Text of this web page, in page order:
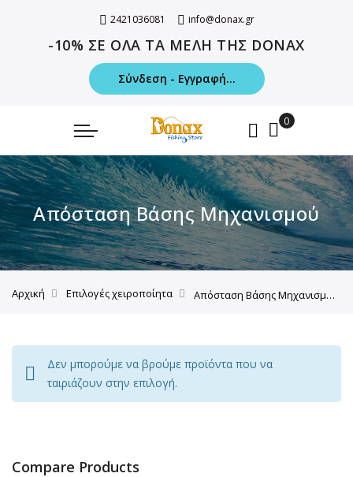
2421036081 info@donax.gr
-10% ΣΕ ΟΛΑ ΤΑ ΜΕΛΗ ΤΗΣ DONAX
Σύνδεση - Εγγραφή...
Απόσταση Βάσης Μηχανισμού
Αρχική Επιλογές χειροποίητα Απόσταση Βάσης Μηχανισμού
Δεν μπορούμε να βρούμε προϊόντα που να
ταιριάζουν στην επιλογή.
Compare Products